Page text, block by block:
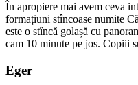
În apropiere mai avem ceva
formațiuni stîncoase numite
este o stîncă golașă cu
cam 10 minute pe jos. Copiii
Eger